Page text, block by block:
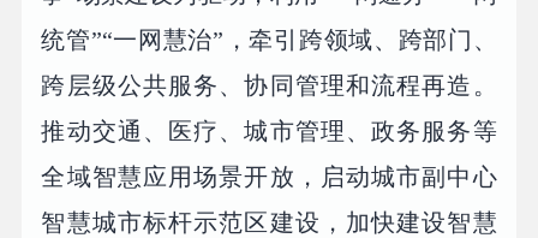
统管”“一网慧治”，牵引跨领域、跨部门、
跨层级公共服务、协同管理和流程再造。
推动交通、医疗、城市管理、政务服务等
全域智慧应用场景开放，启动城市副中心
智慧城市标杆示范区建设，加快建设智慧